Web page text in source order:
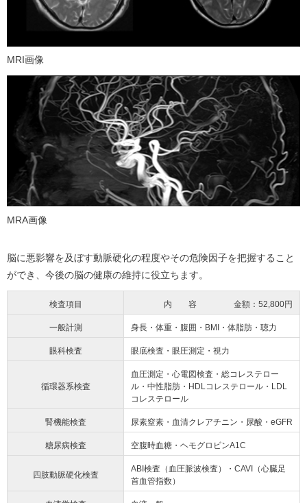
MRI画像
MRA画像
脳に悪影響を及ぼす動脈硬化の程度やその危険因子を把握すること
ができ、今後の脳の健康の維持に役立ちます。
検査項目 内 容 金額：52,800円
一般計測 身長・体重・腹囲・BMI・体脂肪・聴力
眼科検査 眼底検査・眼圧測定・視力
循環器系検査
血圧測定・心電図検査・総コレステロー
ル・中性脂肪・HDLコレステロール・LDL
コレステロール
腎機能検査 尿素窒素・血清クレアチニン・尿酸・eGFR
糖尿病検査 空腹時血糖・ヘモグロビンA1C
四肢動脈硬化検査
ABI検査（血圧脈波検査）・CAVI（心臓足
首血管指数）